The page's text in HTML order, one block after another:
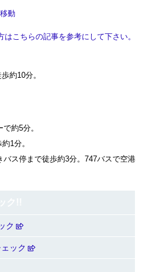
動
こちらの記事を参考にして下さい。
歩約10分。
で約5分。
約1分。
バス停まで徒歩約3分。747バスで空港
ク
ック